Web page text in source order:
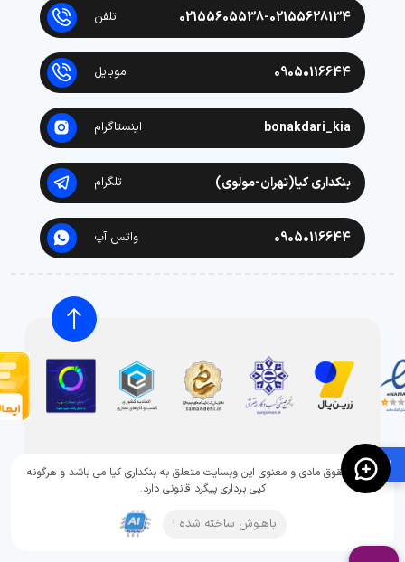
🛍️
02155605538-02155628134 تلفن
09050116644 موبایل
bonakdari_kia اینستاگرام
بنکداری کیا(تهران-مولوی) تلگرام
09050116644 واتس آپ
تمامی حقوق مادی و معنوی این وبسایت متعلق به بنکداری کیا می باشد و هرگونه
کپی برداری پیگرد قانونی دارد.
باهـوش ساخته شده !